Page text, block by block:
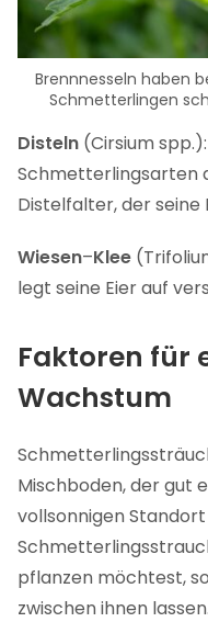
Brennnesseln haben
Schmetterlingen
Disteln (Cirsium
Schmetterlingsarten
Distelfalter, der
Wiesen–Klee
legt seine Eier auf
Faktoren für
Wachstum
Mischboden, der gut
vollsonnigen
pflanzen möchtest,
zwischen ihnen